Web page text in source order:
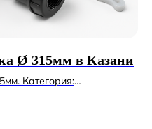
Ø 315мм в Казани
Категория: